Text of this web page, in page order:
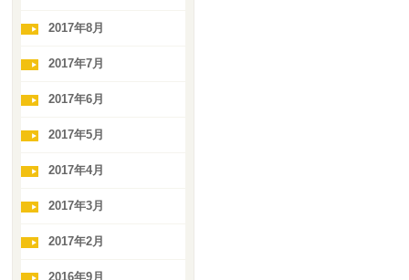
2017年8月
2017年7月
2017年6月
2017年5月
2017年4月
2017年3月
2017年2月
2016年9月